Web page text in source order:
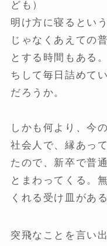
ども）
明け方に寝るとい
じゃなくあえての
とする時間もある
ちして毎日詰めて
だろうか。
しかも何より、今
社会人で、縁あっ
たので、新卒で普
とまわってくる。
くれる受け皿がある
突飛なことを言い